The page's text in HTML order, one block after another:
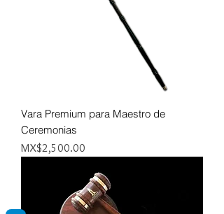
Vara Premium para Maestro de
Ceremonias
Price
MX$2,500.00